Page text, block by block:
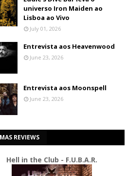
universo Iron Maiden ao
Lisboa ao Vivo
July 01, 2026
Entrevista aos Heavenwood
June 23, 2026
Entrevista aos Moonspell
June 23, 2026
REVIEWS
Hell in the Club - F.U.B.A.R.